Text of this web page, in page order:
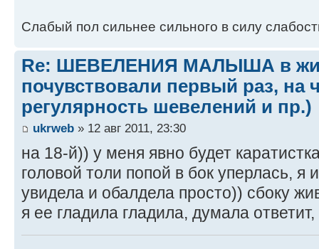
Слабый пол сильнее сильного в силу
Re: ШЕВЕЛЕНИЯ МАЛЫША в
почувствовали первый раз, на
регулярность шевелений и пр.)
ukrweb » 12 авг 2011, 23:30
на 18-й)) у меня явно будет
головой толи попой в бок уперлась, я
увидела и обалдела просто))
я ее гладила гладила, думала